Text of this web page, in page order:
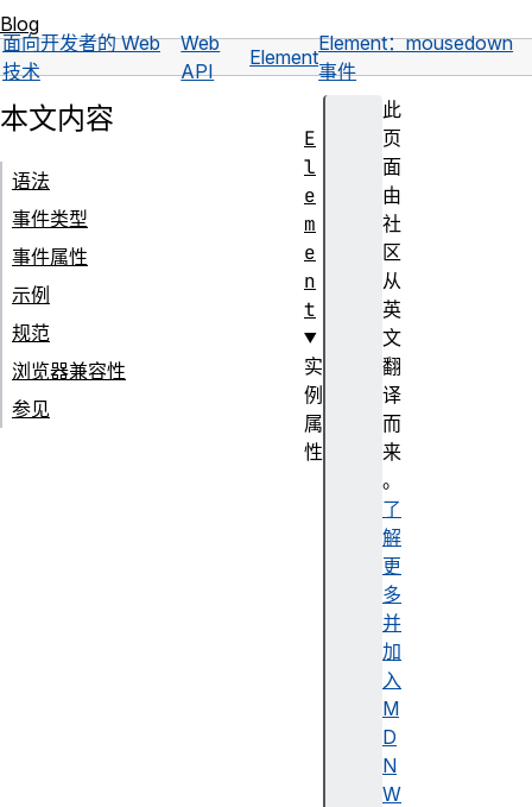
Blog
面向开发者的 Web
技术
Web
API
Element
Element：mousedown
事件
此
页
面
由
社
区
从
英
文
翻
译
而
来
。
了
解
更
多
并
加
入
M
D
N
W
本文内容
语法
事件类型
事件属性
示例
规范
浏览器兼容性
参见
E
l
e
m
e
n
t
实
例
属
性